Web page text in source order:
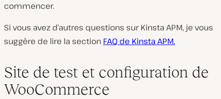
commencer.
Si vous avez d’autres questions sur Kinsta APM, je vous
suggère de lire la section FAQ de Kinsta APM.
Site de test et configuration de
WooCommerce